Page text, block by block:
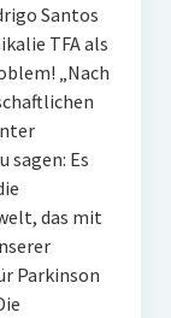
Santos
TFA als
„Nach
sagen: Es
das mit
Parkinson